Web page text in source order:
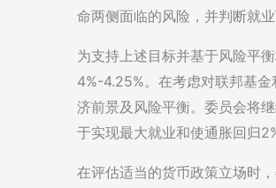
命两侧面临的风险，并判断就
为支持上述目标并基于风险平
4%-4.25%。在考虑对联邦基
济前景及风险平衡。委员会将
于实现最大就业和使通胀回归
在评估适当的货币政策立场时